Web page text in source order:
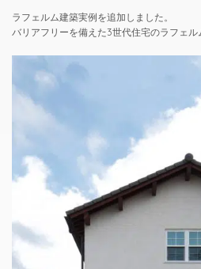
ラフェルム建築実例を追加しました。
バリアフリーを備えた3世代住宅のラフェル